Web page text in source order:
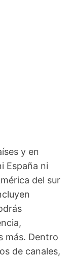
y en
España ni
del sur
más. Dentro
de canales,